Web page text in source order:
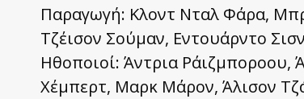
Παραγωγή: Κλοντ Νταλ Φάρα,
Τζέισον Σούμαν, Εντουάρντο
Ηθοποιοί: Άντρια Ράιζμποροου,
Χέμπερτ, Μαρκ Μάρον, Άλισον